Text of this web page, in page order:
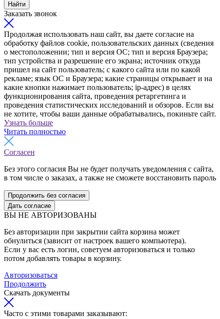
Найти
Заказать звонок
Продолжая использовать наш сайт, вы даете согласие на
обработку файлов cookie, пользовательских данных (сведения
о местоположении; тип и версия ОС; тип и версия Браузера;
тип устройства и разрешение его экрана; источник откуда
пришел на сайт пользователь; с какого сайта или по какой
рекламе; язык ОС и Браузера; какие страницы открывает и на
какие кнопки нажимает пользователь; ip-адрес) в целях
функционирования сайта, проведения ретаргетинга и
проведения статистических исследований и обзоров. Если вы
не хотите, чтобы ваши данные обрабатывались, покиньте сайт.
Узнать больше
Читать полностью
Согласен
Без этого согласия Вы не будет получать уведомления с сайта,
в том числе о заказах, а также не сможете восстановить пароль
Продолжить без согласия
Дать согласие
ВЫ НЕ АВТОРИЗОВАНЫ
Без авторизации при закрытии сайта корзина может
обнулиться (зависит от настроек вашего компьютера).
Если у вас есть логин, советуем авторизоваться и только
потом добавлять товары в корзину.
Авторизоваться
Продолжить
Скачать документы
Часто с этими товарами заказывают: